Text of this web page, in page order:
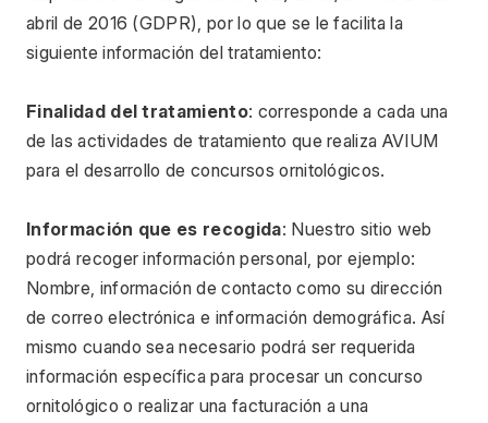
abril de 2016 (GDPR), por lo que se le facilita la
siguiente información del tratamiento:
Finalidad del tratamiento: corresponde a cada una
de las actividades de tratamiento que realiza AVIUM
para el desarrollo de concursos ornitológicos.
Información que es recogida: Nuestro sitio web
podrá recoger información personal, por ejemplo:
Nombre, información de contacto como su dirección
de correo electrónica e información demográfica. Así
mismo cuando sea necesario podrá ser requerida
información específica para procesar un concurso
ornitológico o realizar una facturación a una